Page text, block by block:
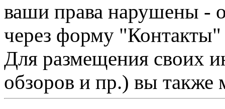
ваши права нарушены -
через форму "Контакты"
Для размещения своих
обзоров и пр.) вы также